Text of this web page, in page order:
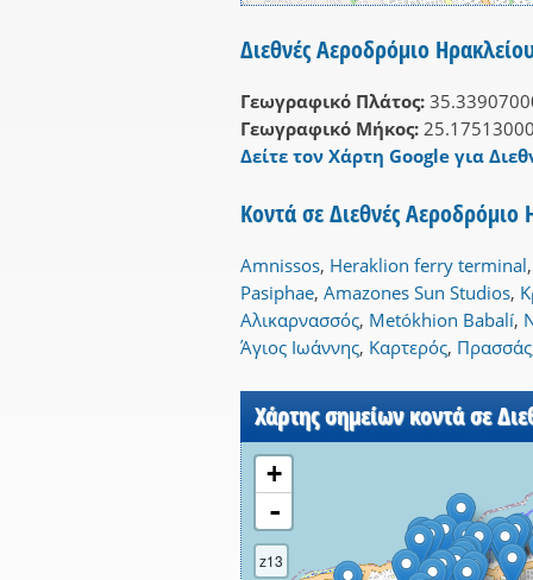
Διεθνές Αεροδρόμιο
Γεωγραφικό Πλάτος:
Γεωγραφικό Μήκος:
Δείτε τον Χάρτη Google για
Κοντά σε Διεθνές Αεροδρόμιο
Amnissos, Heraklion ferry terminal
Pasiphae, Amazones Sun Studios,
Αλικαρνασσός, Metókhion Babalí,
Άγιος Ιωάννης, Καρτερός, Πρασσάς
Χάρτης σημείων κοντά σε
+
-
z13